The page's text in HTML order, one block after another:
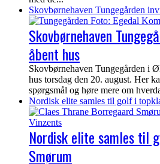
Skovbørnehaven Tungegården
Skovbørnehaven
åbent hus
Skovbørnehaven Tungegården i
hus torsdag den 20. august. Her
spørgsmål og høre mere om
Nordisk elite samles til golf i
Nordisk elite samles til
Smørum